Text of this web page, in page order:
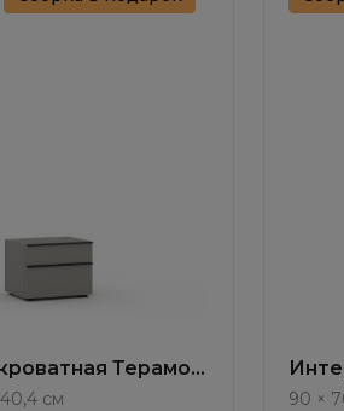
Терамо /
см
Trim
90 ×